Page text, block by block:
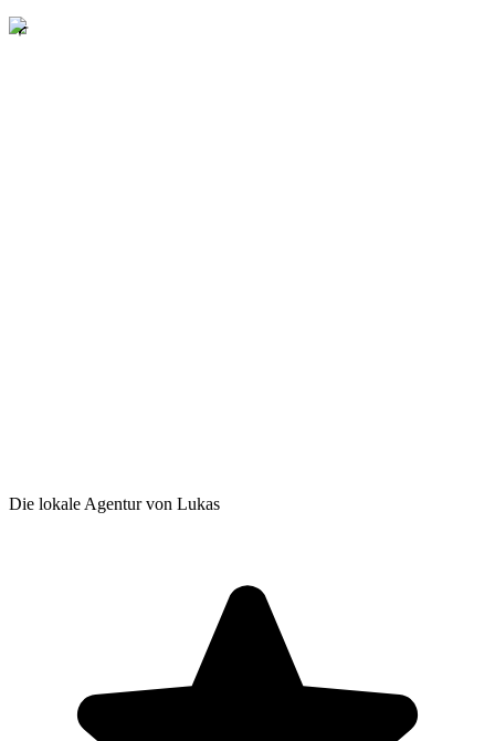
Die lokale Agentur von Lukas